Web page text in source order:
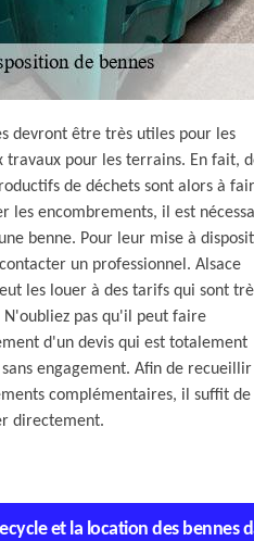
devront être très utiles pour les
travaux pour les terrains. En fait,
de déchets sont alors à
les encombrements, il est
benne. Pour leur mise à
un professionnel. Alsace
les louer à des tarifs qui sont
pas qu'il peut faire
d'un devis qui est totalement
engagement. Afin de recueillir
complémentaires, il suffit de
directement.
et la location des bennes